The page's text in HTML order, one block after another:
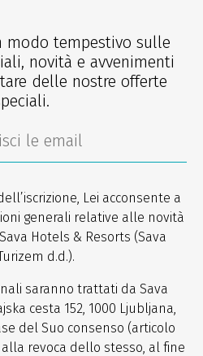
modo tempestivo sulle
novità e avvenimenti
delle nostre offerte
Lei acconsente a
generali relative alle novità
Hotels & Resorts (Sava
d.d.).
saranno trattati da Sava
cesta 152, 1000 Ljubljana,
del Suo consenso (articolo
alla revoca dello stesso, al fine